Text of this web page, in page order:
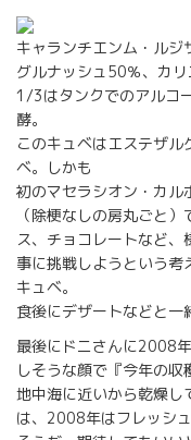
キャランチエンム・ル
グルナッシュ50％、カ
1/3はタンクでのアルコ
酵。
このキュベはエステザ
ベ。しかも
初のマセラシオン・カル
（除梗なしの房丸ごと
ス、チョコレートなど
事に挑戦しようという考
キュベ。
食後にデザートなどと一
最後にドニさんに2008
しそうな顔で『今年の
地中海に近いから乾燥し
は、2008年はフレッシ